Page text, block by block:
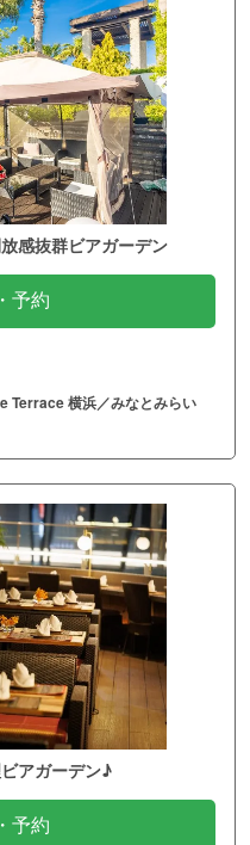
感抜群ビアガーデン
予約
Terrace 横浜／みなとみらい
アガーデン♪
予約